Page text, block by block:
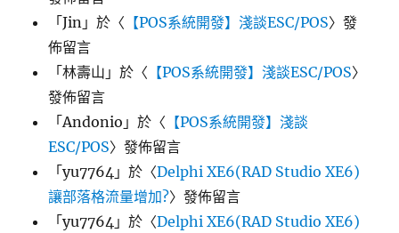
「Jin 」於〈 【POS系統開發】淺談ESC/POS〉發
佈留言
「林壽山 」於〈 【POS系統開發】淺談ESC/POS〉
發佈留言
「Andonio 」於〈 【POS系統開發】淺談
ESC/POS〉發佈留言
「yu7764 」於〈Delphi XE6(RAD Studio XE6)
讓部落格流量增加?〉發佈留言
「yu7764 」於〈Delphi XE6(RAD Studio XE6)